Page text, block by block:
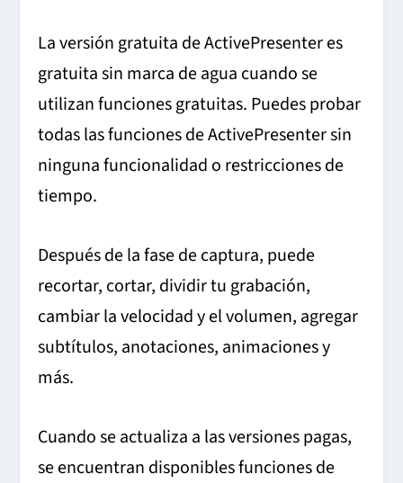
La versión gratuita de ActivePresenter es
gratuita sin marca de agua cuando se
utilizan funciones gratuitas. Puedes probar
todas las funciones de ActivePresenter sin
ninguna funcionalidad o restricciones de
tiempo.
Después de la fase de captura, puede
recortar, cortar, dividir tu grabación,
cambiar la velocidad y el volumen, agregar
subtítulos, anotaciones, animaciones y
más.
Cuando se actualiza a las versiones pagas,
se encuentran disponibles funciones de